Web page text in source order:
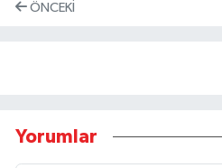
ÖNCEKI
Yorumlar